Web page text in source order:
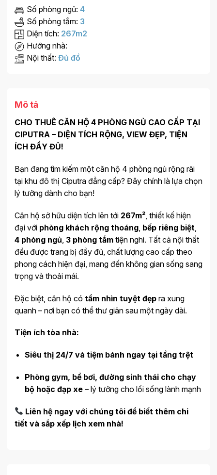
Số phòng ngủ: 4
Số phòng tắm: 3
Diện tích: 267m2
Hướng nhà:
Nội thất: Đủ đồ
Mô tả
CHO THUÊ CĂN HỘ 4 PHÒNG NGỦ CAO CẤP TẠI
CIPUTRA – DIỆN TÍCH RỘNG, VIEW ĐẸP, TIỆN
ÍCH ĐẦY ĐỦ!
Bạn đang tìm kiếm một căn hộ 4 phòng ngủ rộng rãi
tại khu đô thị Ciputra đẳng cấp? Đây chính là lựa chọn
lý tưởng dành cho bạn!
Căn hộ sở hữu diện tích lên tới 267m² , thiết kế hiện
đại với phòng khách rộng thoáng bếp riêng biệt
4 phòng ngủ 3 phòng tắm tiện nghi. Tất cả nội thất
đều được trang bị đầy đủ, chất lượng cao cấp theo
phong cách hiện đại, mang đến không gian sống sang
trọng và thoải mái.
Đặc biệt, căn hộ có tầm nhìn tuyệt đẹp ra xung
quanh – nơi bạn có thể thư giãn sau một ngày dài.
Tiện ích tòa nhà:
Siêu thị 24/7 và tiệm bánh ngay tại tầng trệt
Phòng gym, bể bơi, đường sinh thái cho chạy
bộ hoặc đạp xe– lý tưởng cho lối sống lành mạnh
Liên hệ ngay với chúng tôi để biết thêm chi
tiết và sắp xếp lịch xem nhà!